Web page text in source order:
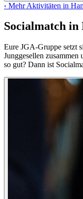
‹ Mehr Aktivitäten in
Socialmatch
Eure JGA-Gruppe setzt
Junggesellen
so gut? Dann ist